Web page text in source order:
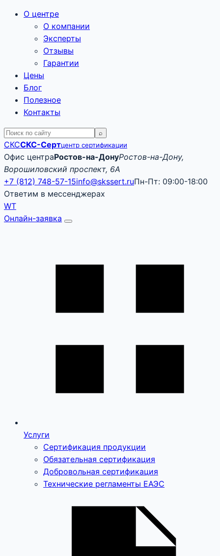
О центре
О компании
Эксперты
Отзывы
Гарантии
Цены
Блог
Полезное
Контакты
Поиск
по
сайту
⌕
СКССКС-Сертцентр сертификации
Офис центраРостов-на-ДонуРостов-на-Дону,
Ворошиловский проспект, 6А
+7 (812) 748-57-15info@skssert.ruПн-Пт: 09:00-18:00
Ответим в мессенджерах
WT
Онлайн-заявка
Услуги
Сертификация продукции
Обязательная сертификация
Добровольная сертификация
Технические регламенты ЕАЭС